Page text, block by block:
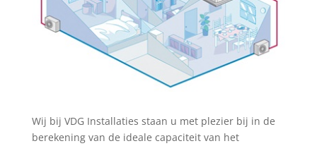
Wij bij VDG Installaties staan u met plezier bij in de
berekening van de ideale capaciteit van het